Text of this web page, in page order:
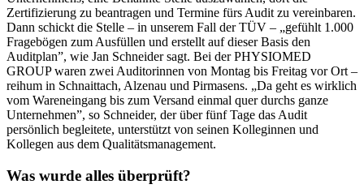
Zertifizierung zu beantragen und Termine fürs Audit zu vereinbaren.
Dann schickt die Stelle – in unserem Fall der TÜV – „gefühlt 1.000
Fragebögen zum Ausfüllen und erstellt auf dieser Basis den
Auditplan”, wie Jan Schneider sagt. Bei der PHYSIOMED
GROUP waren zwei Auditorinnen von Montag bis Freitag vor Ort –
reihum in Schnaittach, Alzenau und Pirmasens. „Da geht es wirklich
vom Wareneingang bis zum Versand einmal quer durchs ganze
Unternehmen”, so Schneider, der über fünf Tage das Audit
persönlich begleitete, unterstützt von seinen Kolleginnen und
Kollegen aus dem Qualitätsmanagement.
Was wurde alles überprüft?